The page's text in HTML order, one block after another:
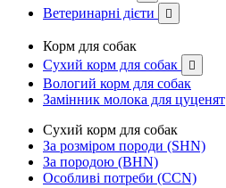
Ветеринарні дієти 
Корм для собак
Сухий корм для собак

Вологий корм для собак
Замінник молока для цуценят
Сухий корм для собак
За розміром породи (SHN)
За породою (BHN)
Особливі потреби (CCN)